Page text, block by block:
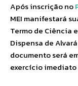
Após inscrição no
MEI manifestará
Termo de Ciência
Dispensa de
documento será
exercício